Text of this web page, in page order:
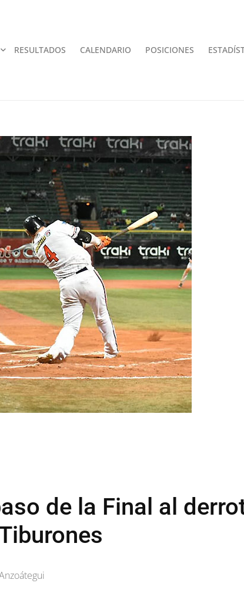
RESULTADOS CALENDARIO POSICIONES
de la Final al